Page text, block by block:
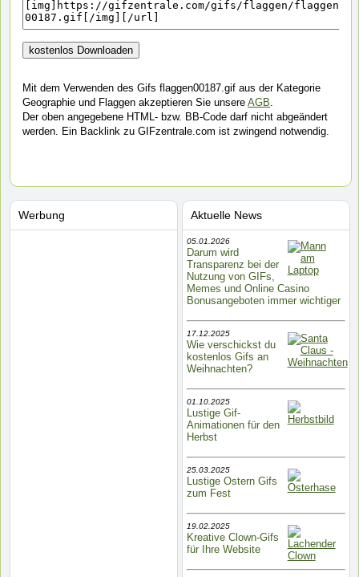
Mit dem Verwenden des Gifs flaggen00187.gif aus der Kategorie
Geographie und Flaggen akzeptieren Sie unsere AGB.
Der oben angegebene HTML- bzw. BB-Code darf nicht abgeändert
werden. Ein Backlink zu GIFzentrale.com ist zwingend notwendig.
Aktuelle News
05.01.2026
Darum wird
Transparenz bei der
Nutzung von GIFs,
Memes und Online Casino
Bonusangeboten immer wichtiger
17.12.2025
Wie verschickst du
kostenlos Gifs an
Weihnachten?
01.10.2025
Lustige Gif-
Animationen für den
Herbst
25.03.2025
Lustige Ostern Gifs
zum Fest
19.02.2025
Kreative Clown-Gifs
für Ihre Website
Werbung